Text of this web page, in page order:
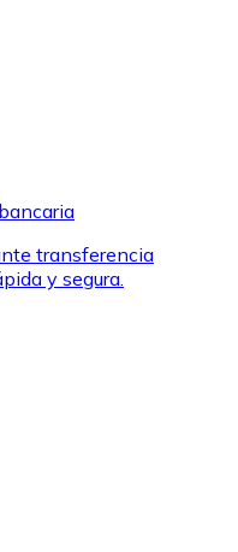
efectivo en tu tienda más
para comprar
marcas favoritas con
transferencia
y segura.